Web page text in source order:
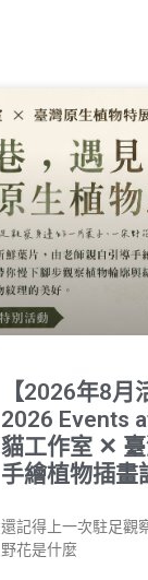
【2026年8
2026 Events
貓工作室 ✕
手繪植物插畫
還記得上一次駐足觀
野花是什麼